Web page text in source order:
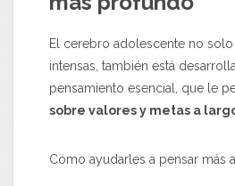
El cerebro adolescente no
intensas, también está
pensamiento esencial, que le
sobre valores y metas a
Cómo ayudarles a pensar más